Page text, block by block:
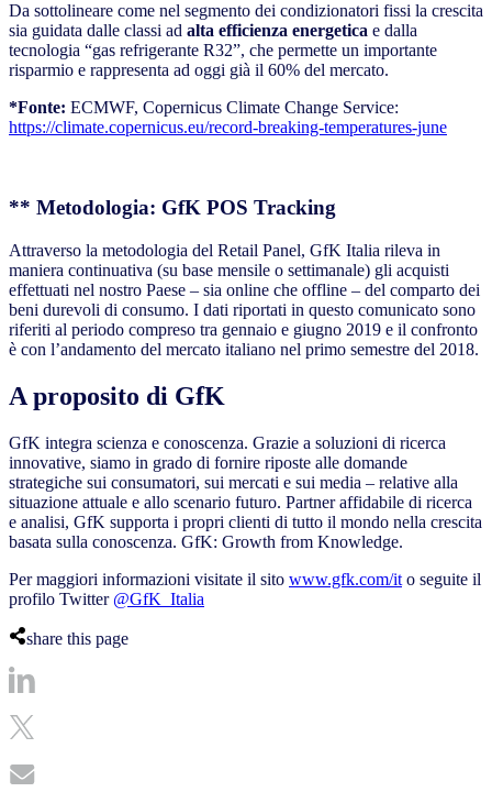
Da sottolineare come nel segmento dei condizionatori fissi la crescita
sia guidata dalle classi ad alta efficienza energetica e dalla
tecnologia “gas refrigerante R32”, che permette un importante
risparmio e rappresenta ad oggi già il 60% del mercato.
*Fonte: ECMWF, Copernicus Climate Change Service:
https://climate.copernicus.eu/record-breaking-temperatures-june
** Metodologia: GfK POS Tracking
Attraverso la metodologia del Retail Panel, GfK Italia rileva in
maniera continuativa (su base mensile o settimanale) gli acquisti
effettuati nel nostro Paese – sia online che offline – del comparto dei
beni durevoli di consumo. I dati riportati in questo comunicato sono
riferiti al periodo compreso tra gennaio e giugno 2019 e il confronto
è con l’andamento del mercato italiano nel primo semestre del 2018.
A proposito di GfK
GfK integra scienza e conoscenza. Grazie a soluzioni di ricerca
innovative, siamo in grado di fornire riposte alle domande
strategiche sui consumatori, sui mercati e sui media – relative alla
situazione attuale e allo scenario futuro. Partner affidabile di ricerca
e analisi, GfK supporta i propri clienti di tutto il mondo nella crescita
basata sulla conoscenza. GfK: Growth from Knowledge.
Per maggiori informazioni visitate il sito www.gfk.com/it o seguite il
profilo Twitter @GfK_Italia
share this page